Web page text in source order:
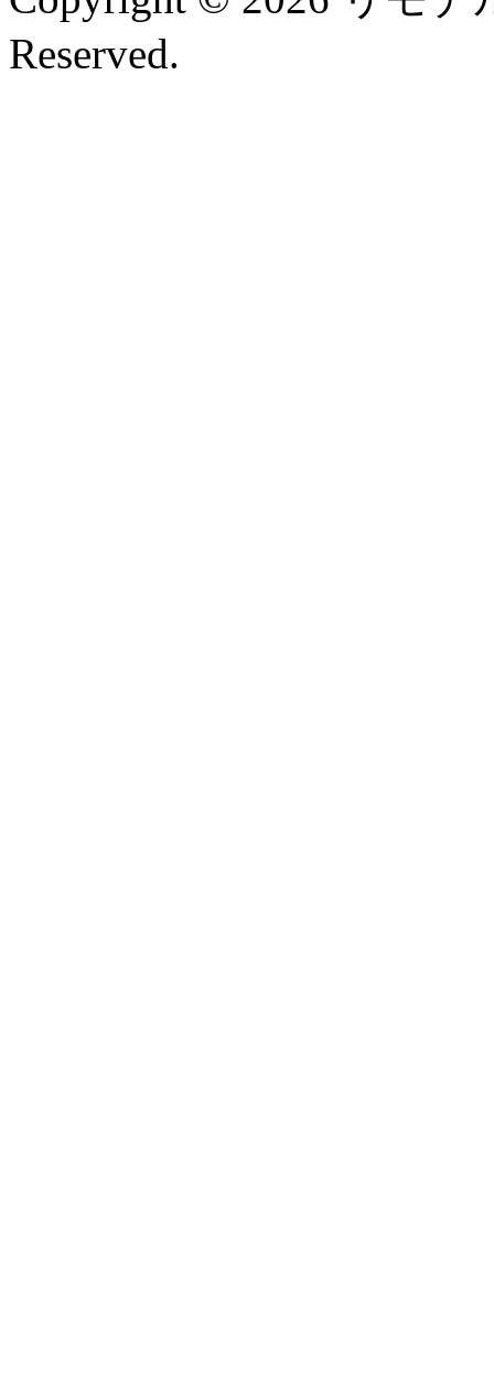
Reserved.